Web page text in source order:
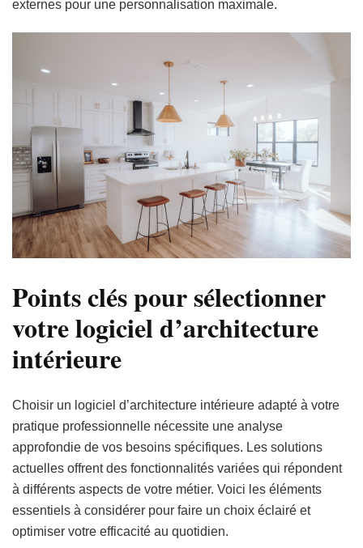
externes pour une personnalisation maximale.
Points clés pour sélectionner
votre logiciel d’architecture
intérieure
Choisir un logiciel d’architecture intérieure adapté à votre
pratique professionnelle nécessite une analyse
approfondie de vos besoins spécifiques. Les solutions
actuelles offrent des fonctionnalités variées qui répondent
à différents aspects de votre métier. Voici les éléments
essentiels à considérer pour faire un choix éclairé et
optimiser votre efficacité au quotidien.